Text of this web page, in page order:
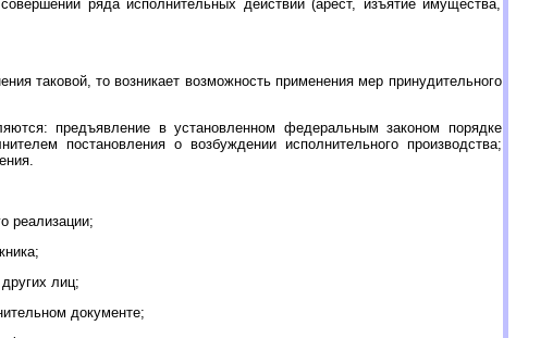
ряда исполнительных действий (арест, изъятие имущества,
таковой, то возникает возможность применения мер принудительного
предъявление в установленном федеральным законом порядке
постановления о возбуждении исполнительного производства;
реализации;
лиц;
документе;